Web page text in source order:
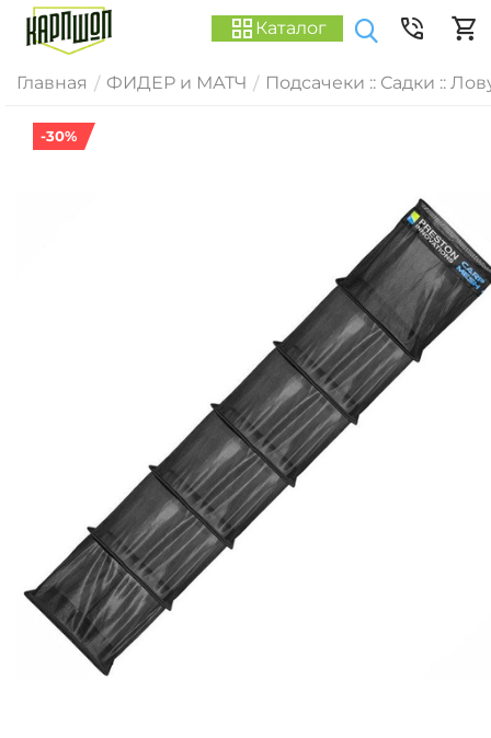
Каталог
Главная / ФИДЕР и МАТЧ / Подсачеки :: Садки ::
-30%